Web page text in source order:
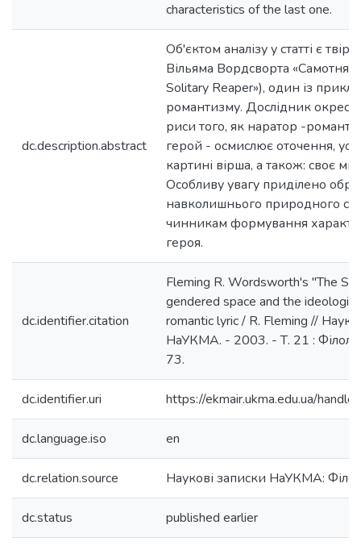
characteristics of the last one.
dc.description.abstract
Об'єктом аналізу у статті є твір
Вільяма Вордсворта «Самотня
Solitary Reaper»), один із
романтизму. Дослідник
риси того, як наратор -
герой - осмислює оточення,
картині вірша, а також: своє
Особливу увагу приділено
навколишнього природного
чинникам формування
героя.
dc.identifier.citation
Fleming R. Wordsworth's "The
gendered space and the
romantic lyric / R. Fleming //
НаУКМА. - 2003. - Т. 21 :
73.
dc.identifier.uri https://ekmair.ukma.edu.ua/
dc.language.iso en
dc.relation.source Наукові записки НаУКМА:
dc.status published earlier